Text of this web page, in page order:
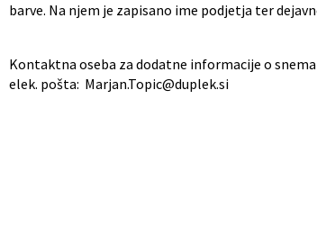
barve. Na njem je zapisano ime podjetja ter
Kontaktna oseba za dodatne informacije o
elek. pošta: Marjan.Topic@duplek.si
Občinski nagrajenci
Vaške skupnosti
Proračun občine
Lokalne volitve